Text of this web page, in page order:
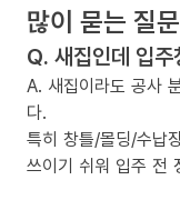
많이 묻는 질
Q. 새집인데 입
A. 새집이라도 공사
다.
특히 창틀/몰딩/수납
쓰이기 쉬워 입주 전